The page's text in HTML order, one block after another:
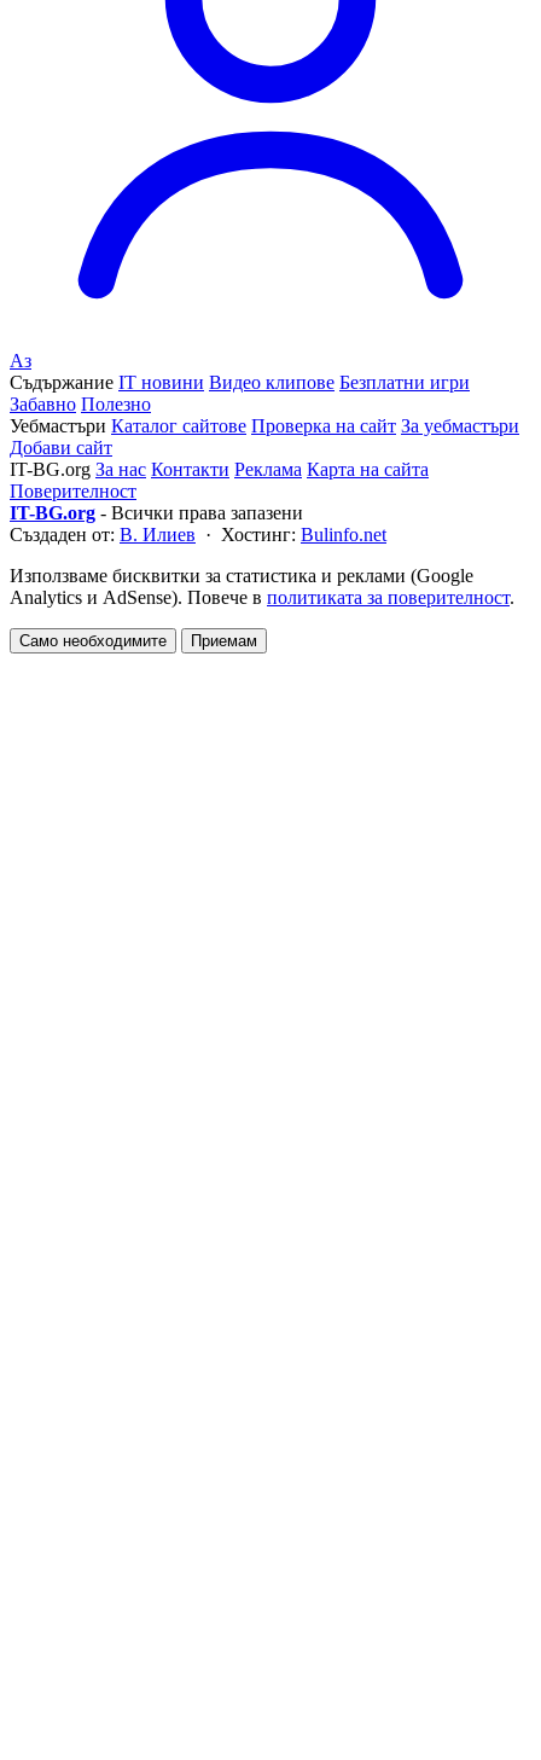
Аз
Съдържание IT новини Видео клипове Безплатни игри
Забавно Полезно
Уебмастъри Каталог сайтове Проверка на сайт За уебмастъри
Добави сайт
IT-BG.org За нас Контакти Реклама Карта на сайта
Поверителност
IT-BG.org - Всички права запазени
Създаден от: В. Илиев · Хостинг: Bulinfo.net
Използваме бисквитки за статистика и реклами (Google
Analytics и AdSense). Повече в политиката за поверителност.
Само необходимите Приемам